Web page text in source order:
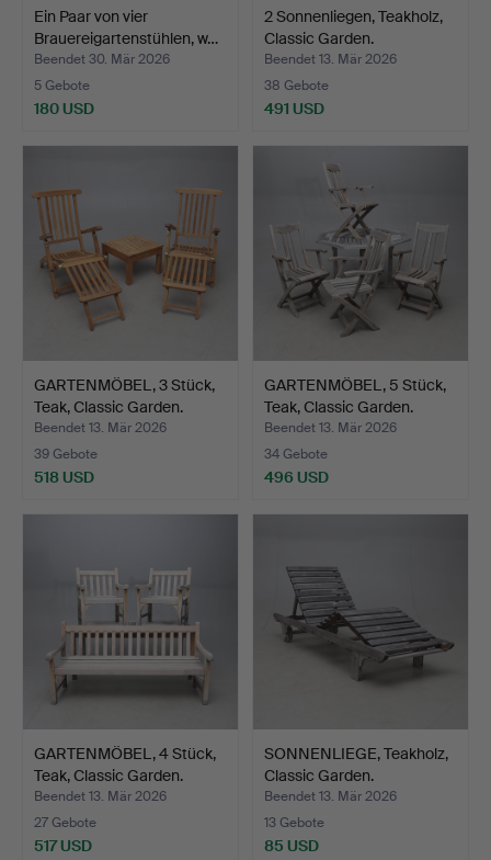
Ein Paar von vier
Brauereigartenstühlen, w…
Beendet 30. Mär 2026
5 Gebote
180 USD
2 Sonnenliegen, Teakholz,
Classic Garden.
Beendet 13. Mär 2026
38 Gebote
491 USD
GARTENMÖBEL, 3 Stück,
Teak, Classic Garden.
Beendet 13. Mär 2026
39 Gebote
518 USD
GARTENMÖBEL, 5 Stück,
Teak, Classic Garden.
Beendet 13. Mär 2026
34 Gebote
496 USD
GARTENMÖBEL, 4 Stück,
Teak, Classic Garden.
Beendet 13. Mär 2026
27 Gebote
517 USD
SONNENLIEGE, Teakholz,
Classic Garden.
Beendet 13. Mär 2026
13 Gebote
85 USD